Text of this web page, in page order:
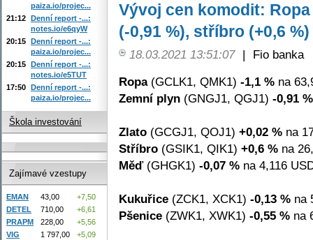
Vývoj cen komodit:
(-0,91 %), stříbro (+0,6 %)
18.03.2021 13:51:07 |
Fio banka
Ropa(GCLK1, QMK1) -1,1 % na
Zemní plyn (GNGJ1, QGJ1) -0,91 %
Zlato (GCGJ1, QOJ1) +0,02 % na
Stříbro (GSIK1, QIK1) +0,6 % na
Měď(GHGK1) -0,07 % na 4,116
Kukuřice (ZCK1, XCK1) -0,13 % na
Pšenice (ZWK1, XWK1) -0,55 % na
paiza.io/projec...
21:12 Denní report -...:
notes.io/e6qyW
20:15 Denní report -...:
paiza.io/projec...
20:15 Denní report -...:
notes.io/e5TUT
17:50 Denní report -...:
paiza.io/projec...
Škola investování
Zajímavé vzestupy
EMAN 43,00
+7,50
DETEL
710,00
+6,61
PRAPM
228,00
+5,56
VIG
1 797,00
+5,09